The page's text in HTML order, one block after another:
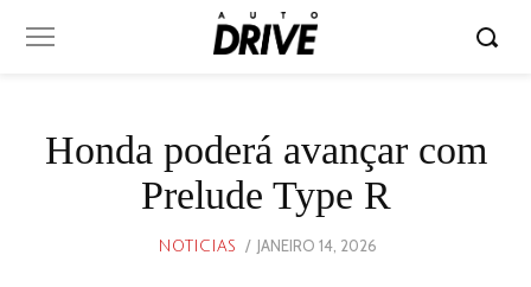
Honda poderá avançar com
Prelude Type R
NOTICIAS
POSTED
JANEIRO 14, 2026